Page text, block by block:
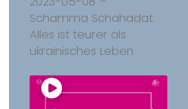
Schamma Schahadat:
Alles ist teurer als
ukrainisches Leben